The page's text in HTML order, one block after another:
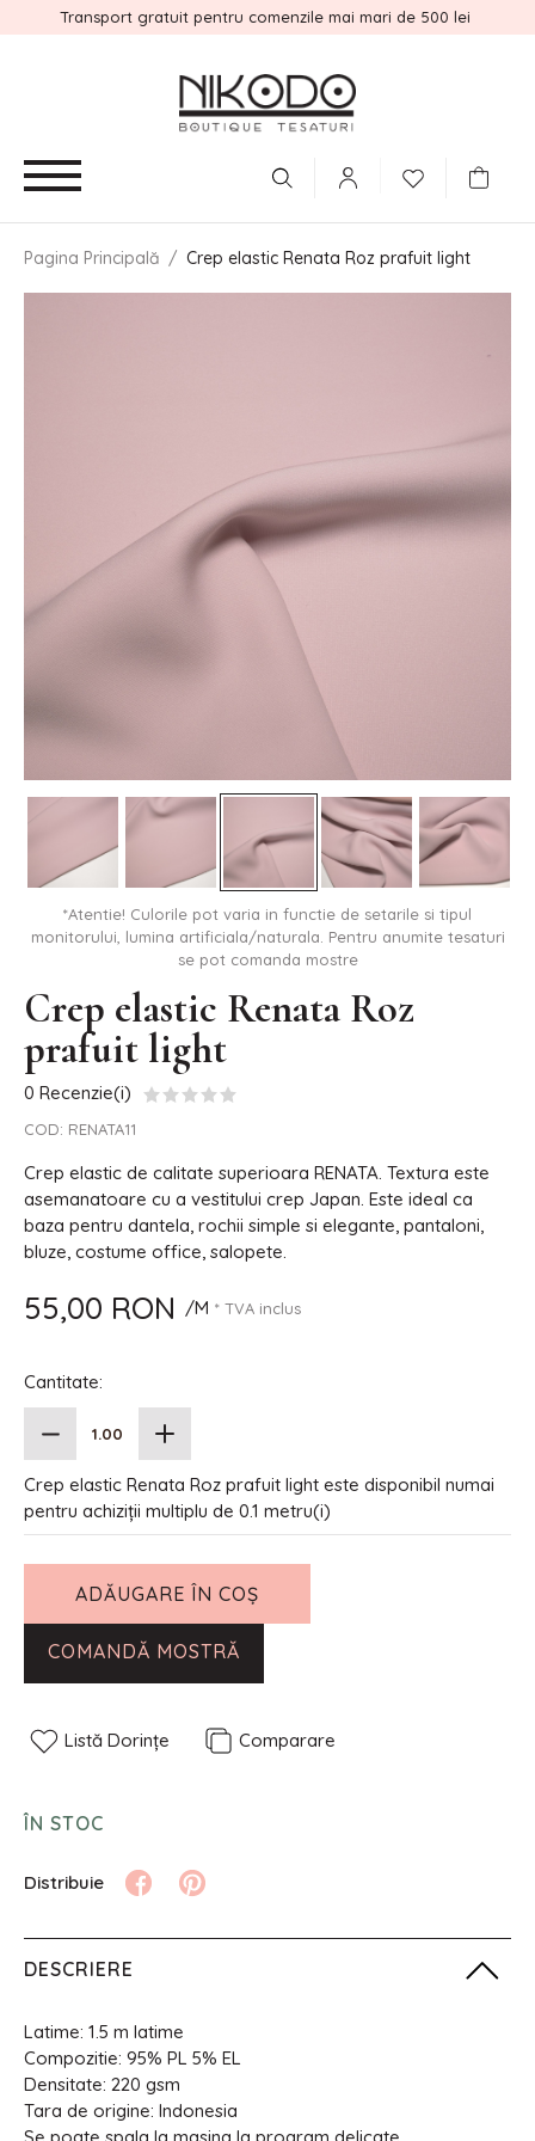
Transport gratuit pentru comenzile mai mari de 500 lei
Pagina Principală / Crep elastic Renata Roz prafuit light
*Atentie! Culorile pot varia in functie de setarile si tipul
monitorului, lumina artificiala/naturala. Pentru anumite tesaturi
se pot comanda mostre
Crep elastic Renata Roz
prafuit light
0 Recenzie(i)
COD: RENATA11
Crep elastic de calitate superioara RENATA. Textura este
asemanatoare cu a vestitului crep Japan. Este ideal ca
baza pentru dantela, rochii simple si elegante, pantaloni,
bluze, costume office, salopete.
55,00 RON /M * TVA inclus
Cantitate:
Crep elastic Renata Roz prafuit light este disponibil numai
pentru achiziții multiplu de 0.1 metru(i)
ADĂUGARE ÎN COȘ
COMANDĂ MOSTRĂ
Listă Dorințe Comparare
ÎN STOC
DESCRIERE
Latime: 1.5 m latime
Compozitie: 95% PL 5% EL
Densitate: 220 gsm
Tara de origine: Indonesia